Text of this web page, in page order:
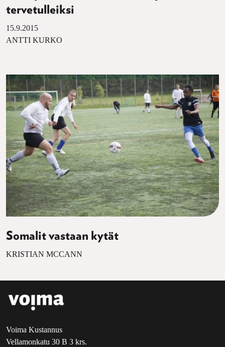
tervetulleiksi
15.9.2015
ANTTI KURKO
Somalit vastaan kytät
KRISTIAN MCCANN
Voima Kustannus
Vellamonkatu 30 B 3 krs.